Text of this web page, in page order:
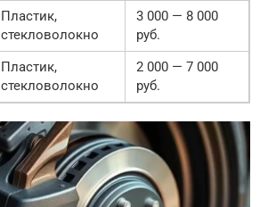
Пластик,
стекловолокно
3 000 — 8 000
руб.
Пластик,
стекловолокно
2 000 — 7 000
руб.